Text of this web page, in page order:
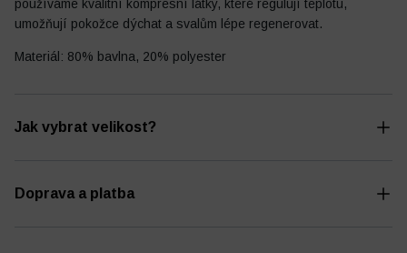
používáme kvalitní kompresní látky, které regulují teplotu,
umožňují pokožce dýchat a svalům lépe regenerovat.
Materiál: 80% bavlna, 20% polyester
Jak vybrat velikost?
Doprava a platba